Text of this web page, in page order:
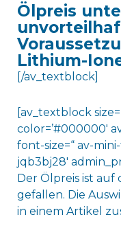
Ölpreis
Lithium-
[/av_textblock]
[av_textblock
color=’#000000′
font-size=“ av-
jqb3bj28′
Der Ölpreis ist auf
gefallen. Die
in einem Artikel